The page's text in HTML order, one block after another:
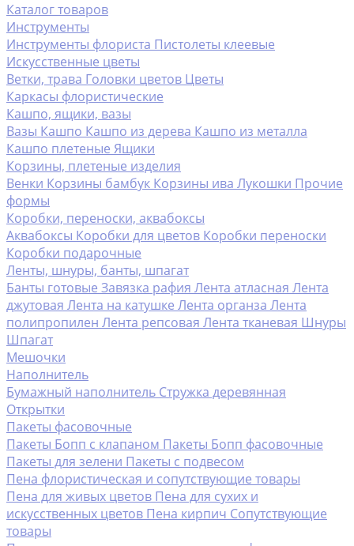
Каталог товаров
Инструменты
Инструменты флориста Пистолеты клеевые
Искусственные цветы
Ветки, трава Головки цветов Цветы
Каркасы флористические
Кашпо, ящики, вазы
Вазы Кашпо Кашпо из дерева Кашпо из металла
Кашпо плетеные Ящики
Корзины, плетеные изделия
Венки Корзины бамбук Корзины ива Лукошки Прочие
формы
Коробки, переноски, аквабоксы
Аквабоксы Коробки для цветов Коробки переноски
Коробки подарочные
Ленты, шнуры, банты, шпагат
Банты готовые Завязка рафия Лента атласная Лента
джутовая Лента на катушке Лента органза Лента
полипропилен Лента репсовая Лента тканевая Шнуры
Шпагат
Мешочки
Наполнитель
Бумажный наполнитель Стружка деревянная
Открытки
Пакеты фасовочные
Пакеты Бопп с клапаном Пакеты Бопп фасовочные
Пакеты для зелени Пакеты с подвесом
Пена флористическая и сопутствующие товары
Пена для живых цветов Пена для сухих и
искусственных цветов Пена кирпич Сопутствующие
товары